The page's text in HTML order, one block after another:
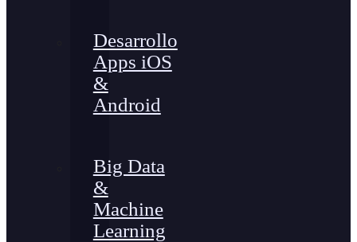
Desarrollo
Apps iOS
&
Android
Big Data
&
Machine
Learning